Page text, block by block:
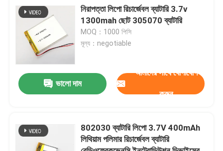
গুণমান নিয়ন্ত্রণ
একটি উদ্ধৃতি অনুরোধ করুন
লিথিয়াম পলিমার ব্যাটারি
ছোট লিপো ব্যাটারি
নিরাপত্তা লিপো রিচার্জেবল ব্যাটারি 3.7v
1300mah ছোট 305070 ব্যাটারি
MOQ：1000 পিসি
মূল্য：negotiable
ভালো দাম
আমাদের সাথে যোগাযোগ
করুন
802030 ব্যাটারি লিপো 3.7V 400mAh
লিথিয়াম পলিমার রিচার্জেবল ব্যাটারি